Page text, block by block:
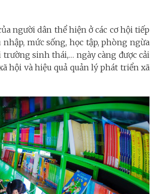
người dân thể hiện ở các cơ hội tiếp
mức sống, học tập, phòng ngừa
sinh thái,… ngày càng được cải
hội và hiệu quả quản lý phát triển xã